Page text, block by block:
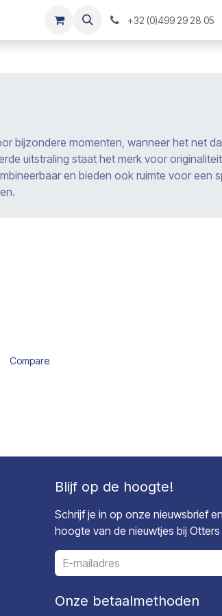
+32 (0)499 29 28 05
bijzondere momenten, wanneer het net
uitstraling staat het merk voor
en bieden ook ruimte voor een
Compare
Blijf op de hoogte!
Schrijf je in op onze nieuwsbrief
hoogte van de nieuwtjes bij
Onze betaalmethoden